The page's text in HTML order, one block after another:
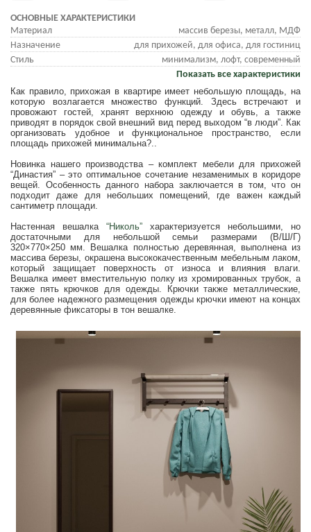
ОСНОВНЫЕ ХАРАКТЕРИСТИКИ
Материал
массив березы, металл, МДФ
Назначение
для прихожей, для офиса, для гостиниц
Стиль
минимализм, лофт, современный
Показать все характеристики
Как правило, прихожая в квартире имеет небольшую площадь, на
которую возлагается множество функций. Здесь встречают и
провожают гостей, хранят верхнюю одежду и обувь, а также
приводят в порядок свой внешний вид перед выходом “в люди”. Как
организовать удобное и функциональное пространство, если
площадь прихожей минимальна?..
Новинка нашего производства – комплект мебели для прихожей
“Династия” – это оптимальное сочетание незаменимых в коридоре
вещей. Особенность данного набора заключается в том, что он
подходит даже для небольших помещений, где важен каждый
сантиметр площади.
Настенная вешалка “Николь” характеризуется небольшими, но
достаточными для небольшой семьи размерами (В/Ш/Г)
320×770×250 мм. Вешалка полностью деревянная, выполнена из
массива березы, окрашена высококачественным мебельным лаком,
который защищает поверхность от износа и влияния влаги.
Вешалка имеет вместительную полку из хромированных трубок, а
также пять крючков для одежды. Крючки также металлические,
для более надежного размещения одежды крючки имеют на концах
деревянные фиксаторы в тон вешалке.